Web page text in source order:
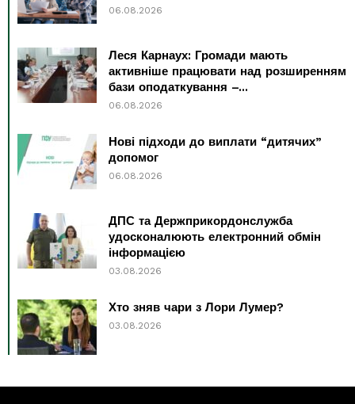
06.08.2026
Леся Карнаух: Громади мають
активніше працювати над розширенням
бази оподаткування –...
06.08.2026
Нові підходи до виплати “дитячих”
допомог
06.08.2026
ДПС та Держприкордонслужба
удосконалюють електронний обмін
інформацією
03.08.2026
Хто зняв чари з Лори Лумер?
03.08.2026